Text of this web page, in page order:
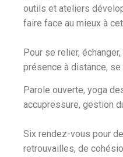
outils et ateliers
faire face au mieux à
Pour se relier,
présence à distance, se
Parole ouverte, yoga
accupressure, gestion
Six rendez-vous pour
retrouvailles, de